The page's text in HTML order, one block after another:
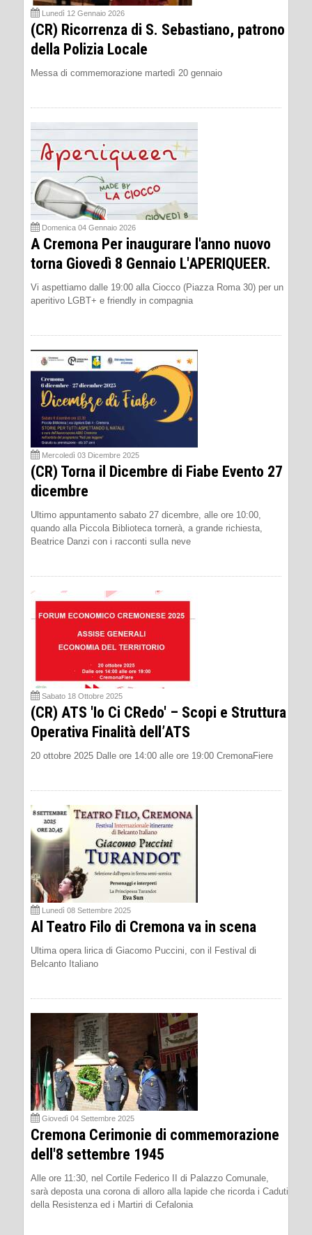
Lunedì 12 Gennaio 2026
(CR) Ricorrenza di S. Sebastiano, patrono
della Polizia Locale
Messa di commemorazione martedì 20 gennaio
Domenica 04 Gennaio 2026
A Cremona Per inaugurare l'anno nuovo
torna Giovedì 8 Gennaio L'APERIQUEER.
Vi aspettiamo dalle 19:00 alla Ciocco (Piazza Roma 30) per un
aperitivo LGBT+ e friendly in compagnia
Mercoledì 03 Dicembre 2025
(CR) Torna il Dicembre di Fiabe Evento 27
dicembre
Ultimo appuntamento sabato 27 dicembre, alle ore 10:00,
quando alla Piccola Biblioteca tornerà, a grande richiesta,
Beatrice Danzi con i racconti sulla neve
Sabato 18 Ottobre 2025
(CR) ATS 'Io Ci CRedo' – Scopi e Struttura
Operativa Finalità dell’ATS
20 ottobre 2025 Dalle ore 14:00 alle ore 19:00 CremonaFiere
Lunedì 08 Settembre 2025
Al Teatro Filo di Cremona va in scena
Ultima opera lirica di Giacomo Puccini, con il Festival di
Belcanto Italiano
Giovedì 04 Settembre 2025
Cremona Cerimonie di commemorazione
dell'8 settembre 1945
Alle ore 11:30, nel Cortile Federico II di Palazzo Comunale,
sarà deposta una corona di alloro alla lapide che ricorda i Caduti
della Resistenza ed i Martiri di Cefalonia